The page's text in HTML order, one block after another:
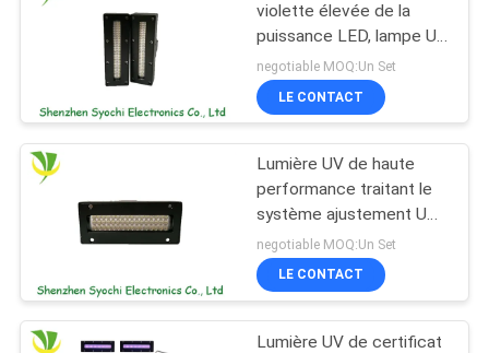
Refroidisseur d'eau
industriel
Lumière germicide
UV de LED
violette élevée de la
puissance LED, lampe UV
de LED pour la machine
d'impression
negotiable MOQ:Un Set
LE CONTACT
Lumière UV de haute
performance traitant le
système ajustement UV
de sortie de 1% à de
100%
negotiable MOQ:Un Set
LE CONTACT
Lumière UV de certificat